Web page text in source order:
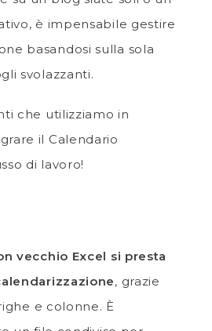
è impensabile gestire
basandosi sulla sola
svolazzanti.
che utilizziamo in
il Calendario
di lavoro!
vecchio Excel si presta
, grazie
e colonne. È